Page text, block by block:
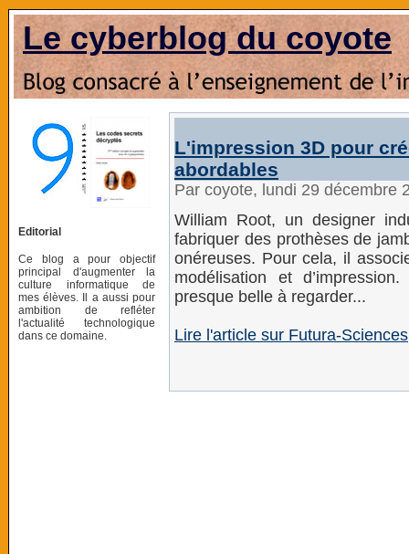
Le cyberblog du coyote
Editorial
Ce blog a pour objectif
principal d'augmenter la
culture informatique de
mes élèves. Il a aussi pour
ambition de refléter
l'actualité technologique
dans ce domaine.
L'impression 3D pour
abordables
Par coyote, lundi 29 décembre
William Root, un designer
fabriquer des prothèses de
onéreuses. Pour cela, il
modélisation et
presque belle à regarder...
Lire l'article sur Futura-Sciences